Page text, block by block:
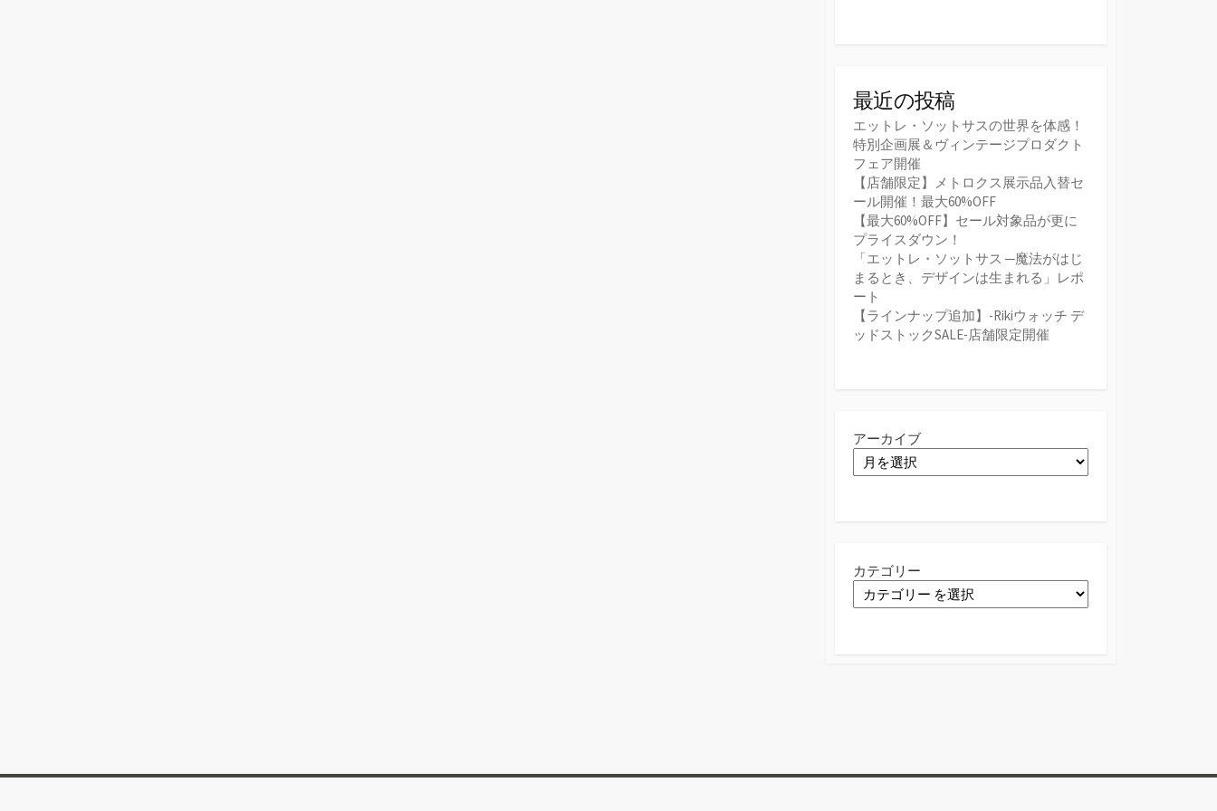
最近の投稿
エットレ・ソットサスの世界を体感！
特別企画展＆ヴィンテージプロダクト
フェア開催
【店舗限定】メトロクス展示品入替セ
ール開催！最大60%OFF
【最大60%OFF】セール対象品が更に
プライスダウン！
「エットレ・ソットサス ─魔法がはじ
まるとき、デザインは生まれる」レポ
ート
【ラインナップ追加】-Rikiウォッチ デ
ッドストックSALE-店舗限定開催
アーカイブ
カテゴリー